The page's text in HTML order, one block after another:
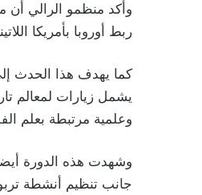
وأكد منظمو الرالي أن
ربط أوروبا بأمريكا
كما يهدف هذا الحدث إلى
يشمل زيارات لمعالم
وعلمية مرتبطة بعلم
جانب تنظيم أنشطة